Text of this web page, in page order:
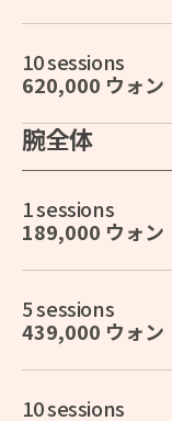
10 sessions
620,000 ウォン
腕全体
1 sessions
189,000 ウォン
5 sessions
439,000 ウォン
10 sessions